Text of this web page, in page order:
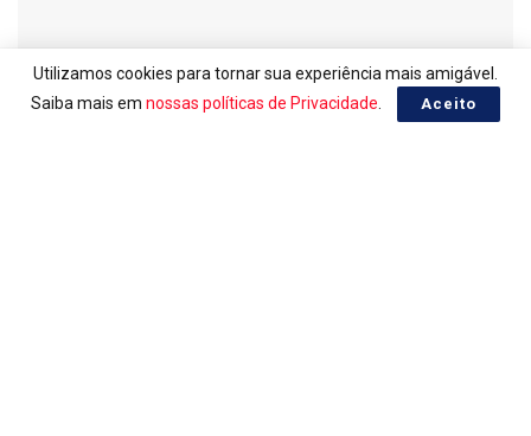
Utilizamos cookies para tornar sua experiência mais amigável.
Saiba mais em nossas políticas de Privacidade Aceito